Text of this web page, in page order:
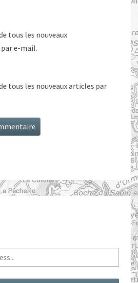
tous les nouveaux
e-mail.
tous les nouveaux articles par